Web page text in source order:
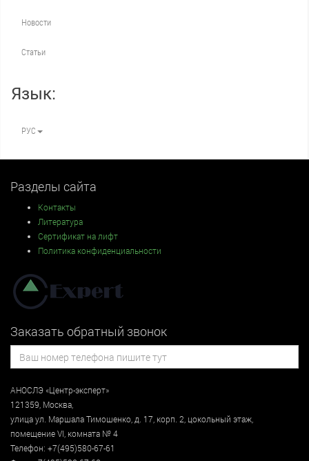
Новости
Статьи
Язык:
РУС
Разделы сайта
Контакты
Литература
Сертификат на лифт
Политика конфиденциальности
Заказать обратный звонок
АНОСЛЭ «Центр-эксперт»
121359, Москва,
улицаул. Маршала Тимошенко, д. 17, корп. 2, цокольный этаж,
помещение VI, комната № 4
Телефон: +7(495)580-67-61